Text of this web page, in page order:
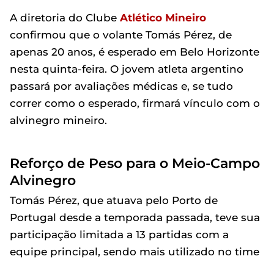
A diretoria do Clube Atlético Mineiro
confirmou que o volante Tomás Pérez, de
apenas 20 anos, é esperado em Belo Horizonte
nesta quinta-feira. O jovem atleta argentino
passará por avaliações médicas e, se tudo
correr como o esperado, firmará vínculo com o
alvinegro mineiro.
Reforço de Peso para o Meio-Campo
Alvinegro
Tomás Pérez, que atuava pelo Porto de
Portugal desde a temporada passada, teve sua
participação limitada a 13 partidas com a
equipe principal, sendo mais utilizado no time